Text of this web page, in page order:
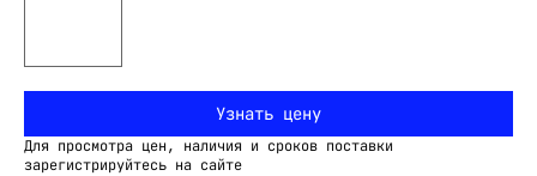
Узнать цену
Для просмотра цен, наличия и сроков поставки
зарегистрируйтесь на сайте